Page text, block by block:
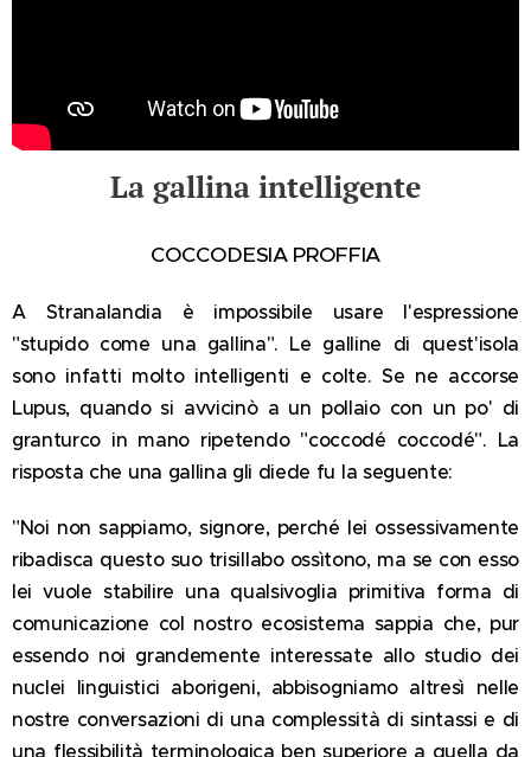
La gallina intelligente
COCCODESIA PROFFIA
A Stranalandia è impossibile usare l'espressione
"stupido come una gallina". Le galline di quest'isola
sono infatti molto intelligenti e colte. Se ne accorse
Lupus, quando si avvicinò a un pollaio con un po' di
granturco in mano ripetendo "coccodé coccodé". La
risposta che una gallina gli diede fu la seguente:
"Noi non sappiamo, signore, perché lei ossessivamente
ribadisca questo suo trisillabo ossìtono, ma se con esso
lei vuole stabilire una qualsivoglia primitiva forma di
comunicazione col nostro ecosistema sappia che, pur
essendo noi grandemente interessate allo studio dei
nuclei linguistici aborigeni, abbisogniamo altresì nelle
nostre conversazioni di una complessità di sintassi e di
una flessibilità terminologica ben superiore a quella da